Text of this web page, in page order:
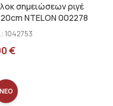
σημειώσεων ριγέ
NTELON 002278
1042753
€
ΝΕΟ